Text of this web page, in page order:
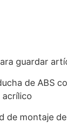
guardar
de ABS
de montaje